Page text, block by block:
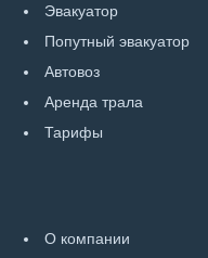
Эвакуатор
Попутный эвакуатор
Автовоз
Аренда трала
Тарифы
О компании